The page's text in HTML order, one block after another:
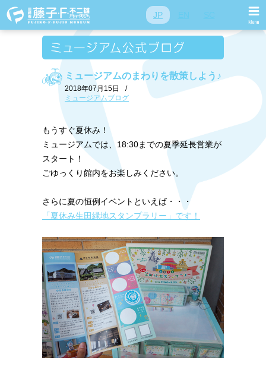
JP
ミュージアムのまわりを散策しよう♪
2018年07月15日
/
ミュージアムブログ
もうすぐ夏休み！
ミュージアムでは、18:30までの夏季延長営業が
スタート！
ごゆっくり館内をお楽しみください。
さらに夏の恒例イベントといえば・・・
「夏休み生田緑地スタンプラリー」です！